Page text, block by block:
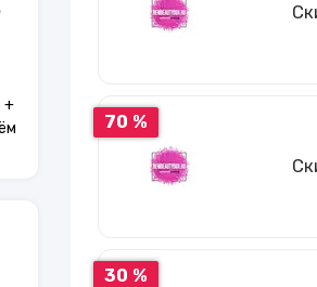
70 %
30 %
+